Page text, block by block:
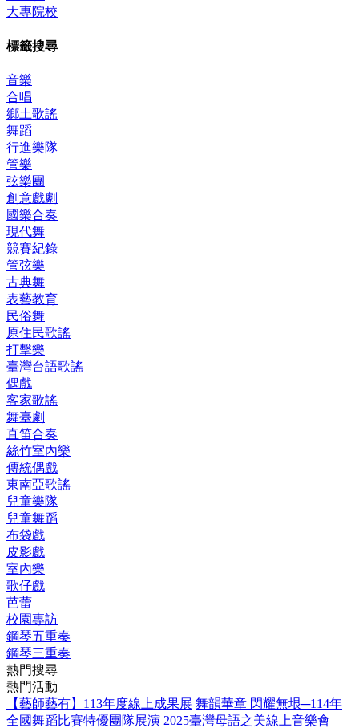
大專院校
標籤搜尋
音樂
合唱
鄉土歌謠
舞蹈
行進樂隊
管樂
弦樂團
創意戲劇
國樂合奏
現代舞
競賽紀錄
管弦樂
古典舞
表藝教育
民俗舞
原住民歌謠
打擊樂
臺灣台語歌謠
偶戲
客家歌謠
舞臺劇
直笛合奏
絲竹室內樂
傳統偶戲
東南亞歌謠
兒童樂隊
兒童舞蹈
布袋戲
皮影戲
室內樂
歌仔戲
芭蕾
校園專訪
鋼琴五重奏
鋼琴三重奏
熱門搜尋
熱門活動
【藝師藝有】113年度線上成果展 舞韻華章 閃耀無垠─114年
全國舞蹈比賽特優團隊展演 2025臺灣母語之美線上音樂會